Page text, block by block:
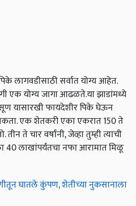
लागवडीसाठी सर्वात योग्य आहेत.
एक योग्य जागा आढळते.या झाडांमध्ये
फायदेशीर पिके घेऊन
एक शेतकरी एका एकरात 150 ते
ते चार वर्षांनी, जेव्हा तुम्ही त्याची
40 लाखांपर्यंतचा नफा आरामात मिळू
घातले कुंपण, शेतीच्या नुकसानाला